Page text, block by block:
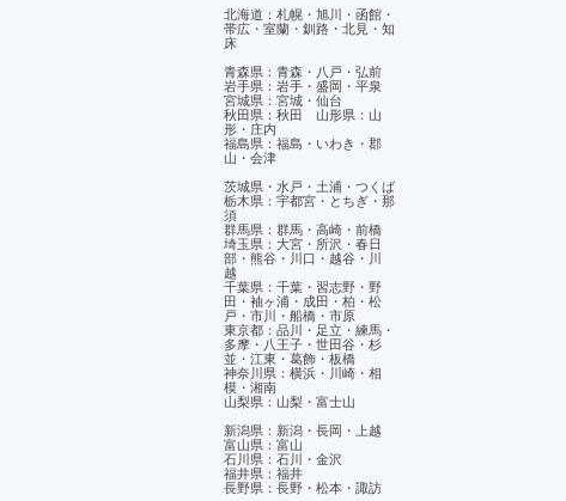
北海道：札幌・旭川・函館・
帯広・室蘭・釧路・北見・知
床
青森県：青森・八戸・弘前
岩手県：岩手・盛岡・平泉
宮城県：宮城・仙台
秋田県：秋田 山形県：山
形・庄内
福島県：福島・いわき・郡
山・会津
茨城県・水戸・土浦・つくば
栃木県：宇都宮・とちぎ・那
須
群馬県：群馬・高崎・前橋
埼玉県：大宮・所沢・春日
部・熊谷・川口・越谷・川
越
千葉県：千葉・習志野・野
田・袖ヶ浦・成田・柏・松
戸・市川・船橋・市原
東京都：品川・足立・練馬・
多摩・八王子・世田谷・杉
並・江東・葛飾・板橋
神奈川県：横浜・川崎・相
模・湘南
山梨県：山梨・富士山
新潟県：新潟・長岡・上越
富山県：富山
石川県：石川・金沢
福井県：福井
長野県：長野・松本・諏訪